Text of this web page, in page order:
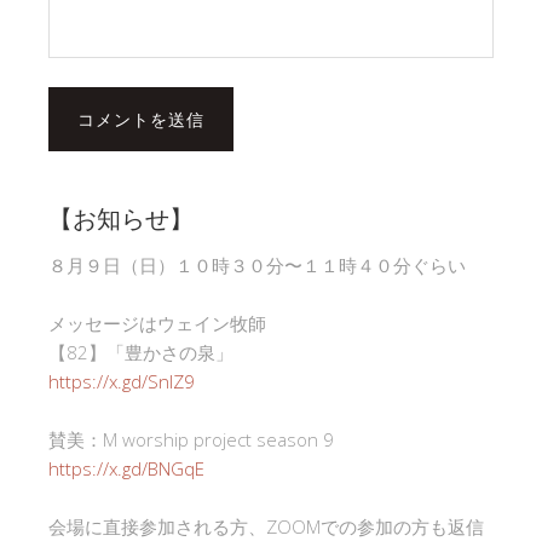
【お知らせ】
８月９日（日）１０時３０分〜１１時４０分ぐらい
メッセージはウェイン牧師
【82】「豊かさの泉」
https://x.gd/SnlZ9
賛美：M worship project season 9
https://x.gd/BNGqE
会場に直接参加される方、ZOOMでの参加の方も返信